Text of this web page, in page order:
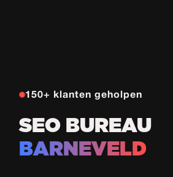
150+ klanten geholpen
SEO BUREAU
BARNEVELD